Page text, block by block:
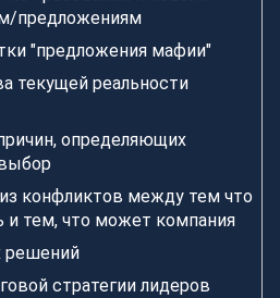
предложениям
"предложения мафии"
текущей реальности
определяющих
конфликтов между тем что
и тем, что может компания
решений
стратегии лидеров